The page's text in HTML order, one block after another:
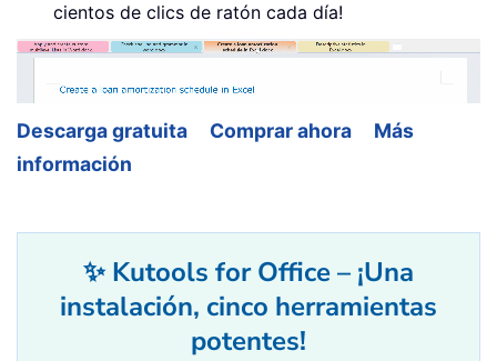
cientos de clics de ratón cada día!
Descarga gratuita Comprar ahora
Más
información
✨ Kutools for Office – ¡Una
instalación, cinco herramientas
potentes!